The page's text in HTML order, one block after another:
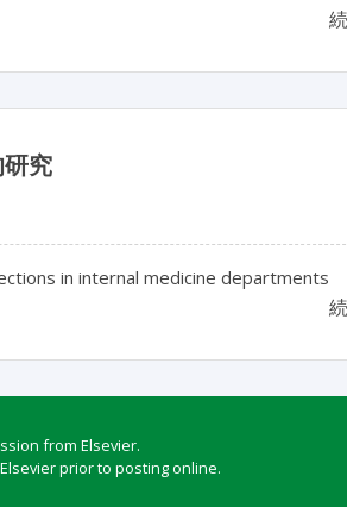
究
in internal medicine departments
from Elsevier.
prior to posting online.